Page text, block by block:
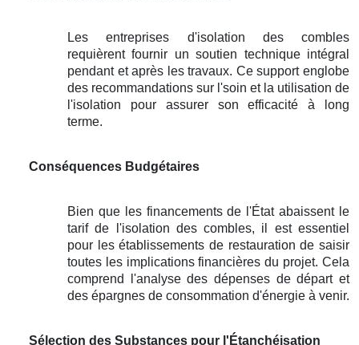
Les entreprises d'isolation des combles
requièrent fournir un soutien technique intégral
pendant et après les travaux. Ce support englobe
des recommandations sur l'soin et la utilisation de
l'isolation pour assurer son efficacité à long
terme.
Conséquences Budgétaires
Bien que les financements de l'État abaissent le
tarif de l'isolation des combles, il est essentiel
pour les établissements de restauration de saisir
toutes les implications financières du projet. Cela
comprend l'analyse des dépenses de départ et
des épargnes de consommation d'énergie à venir.
Sélection des Substances pour l'Étanchéisation